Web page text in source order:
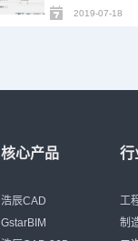
2019-07-18
核心产品
浩辰CAD
GstarBIM
行
工
制